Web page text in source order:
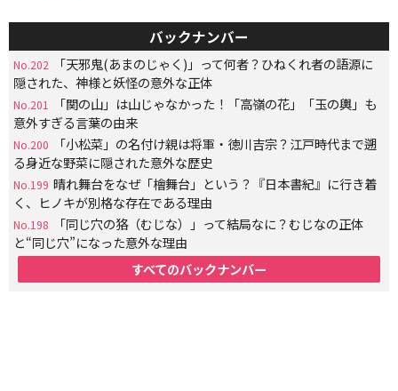
バックナンバー
No.202
「天邪鬼(あまのじゃく)」って何者？ひねくれ者の語源に
隠された、神様と妖怪の意外な正体
No.201
「関の山」は山じゃなかった！「高嶺の花」「玉の輿」も
意外すぎる言葉の由来
No.200
「小松菜」の名付け親は将軍・徳川吉宗？江戸時代まで遡
る身近な野菜に隠された意外な歴史
No.199 晴れ舞台をなぜ「檜舞台」という？『日本書紀』に行き着
く、ヒノキが別格な存在である理由
No.198
「同じ穴の狢（むじな）」って結局なに？むじなの正体
と“同じ穴”になった意外な理由
すべてのバックナンバー